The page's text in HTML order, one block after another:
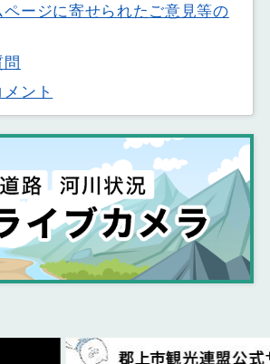
ージに寄せられたご意見等の
問
ント